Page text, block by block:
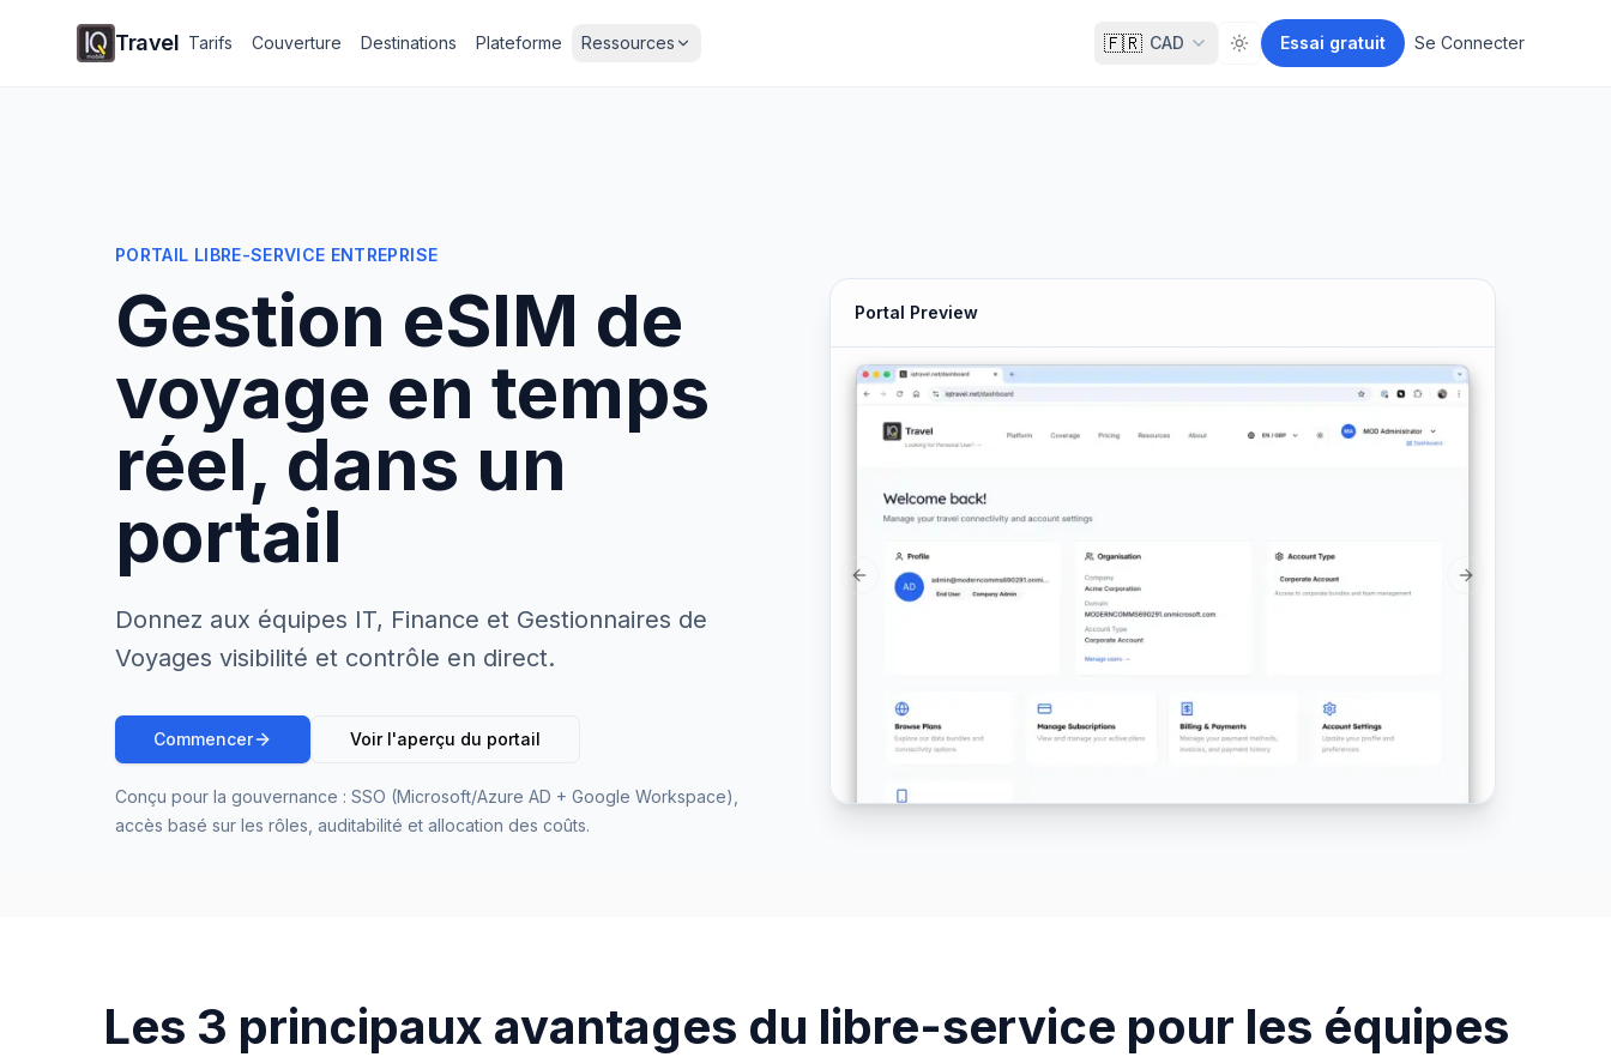
Travel Tarifs Couverture Destinations Plateforme Ressources 🇫🇷 CAD
Toggle theme
Essai gratuit Se Connecter
PORTAIL LIBRE-SERVICE ENTREPRISE
Gestion eSIM de
voyage en temps
réel, dans un
portail
Donnez aux équipes IT, Finance et Gestionnaires de
Voyages visibilité et contrôle en direct.
Commencer Voir l'aperçu du portail
Conçu pour la gouvernance : SSO (Microsoft/Azure AD + Google Workspace),
accès basé sur les rôles, auditabilité et allocation des coûts.
Portal Preview
Previous slide Next slide
Les 3 principaux avantages du libre-service pour les équipes